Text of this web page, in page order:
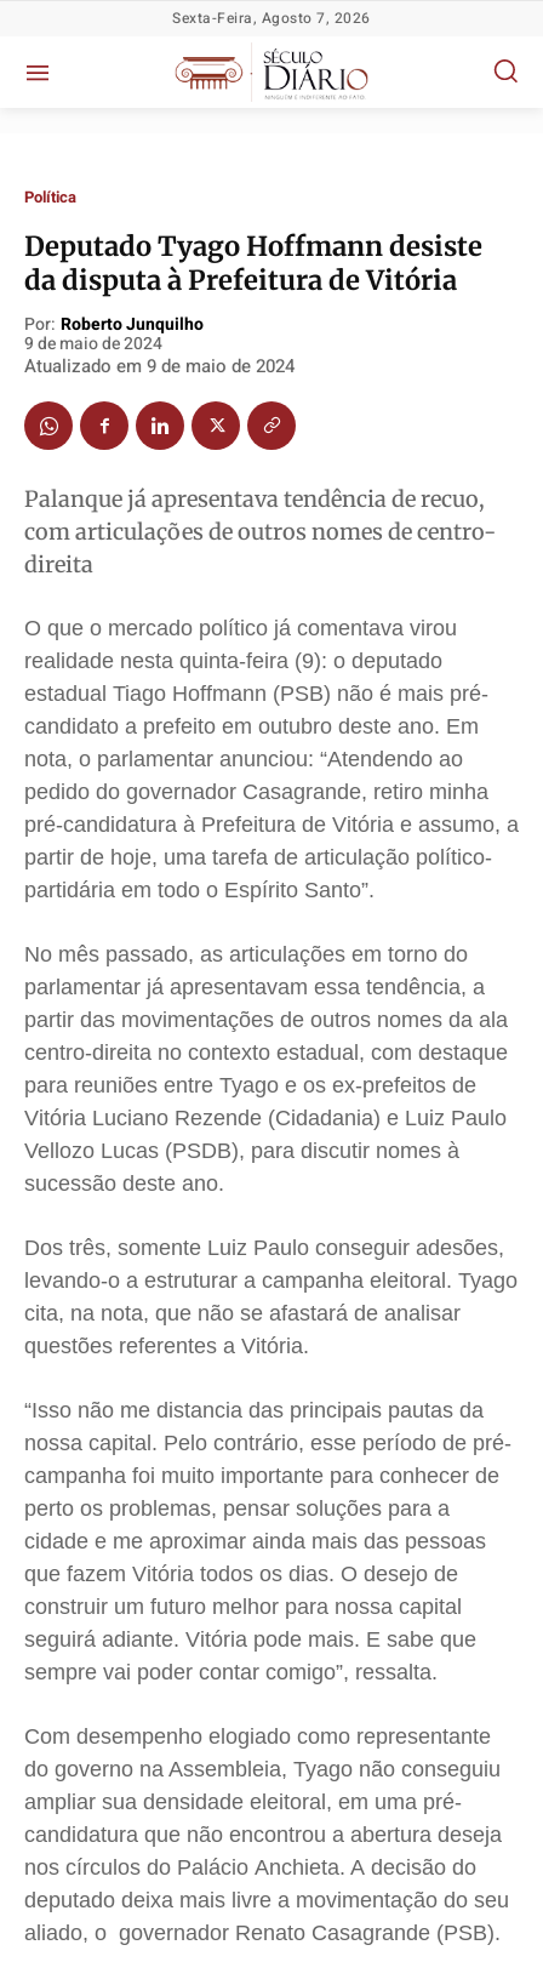
Política
TV Século
Educação
Segurança
Meio Ambiente
Saúde
Cidades
Economia
Cultura
Caetano Roque
Gustavo Bastos
Jr Mignone (in memorian)
Wanda Sily
Anuncie
Quem Somos
Expediente
Contato
Anuncie
Termos de Uso
Privacidade
Política
TV Século
Educação
Segurança
Meio Ambiente
Saúde
Cidades
Economia
Cultura
Caetano Roque
Gustavo Bastos
Jr Mignone (in memorian)
Wanda Sily
Anuncie
Quem Somos
Expediente
Contato
Anuncie
Termos de Uso
Privacidade
Política
TV Século
Educação
Segurança
Meio Ambiente
Saúde
Cidades
Economia
Cultura
Caetano Roque
Gustavo Bastos
Jr Mignone (in memorian)
Wanda Sily
Anuncie
Quem Somos
Expediente
Contato
Anuncie
Termos de Uso
Privacidade
Política
TV Século
Educação
Segurança
Meio Ambiente
Saúde
Cidades
Economia
Cultura
Caetano Roque
Gustavo Bastos
Jr Mignone (in memorian)
Wanda Sily
Anuncie
Quem Somos
Expediente
Contato
Anuncie
Termos de Uso
Privacidade
Sexta-Feira, Agosto 7, 2026
Política
Deputado Tyago Hoffmann desiste
da disputa à Prefeitura de Vitória
Por: Roberto Junquilho
9 de maio de 2024
Atualizado em 9 de maio de 2024
Palanque já apresentava tendência de recuo,
com articulações de outros nomes de centro-
direita
O que o mercado político já comentava virou
realidade nesta quinta-feira (9): o deputado
estadual Tiago Hoffmann (PSB) não é mais pré-
candidato a prefeito em outubro deste ano. Em
nota, o parlamentar anunciou: “Atendendo ao
pedido do governador Casagrande, retiro minha
pré-candidatura à Prefeitura de Vitória e assumo, a
partir de hoje, uma tarefa de articulação político-
partidária em todo o Espírito Santo”.
No mês passado, as articulações em torno do
parlamentar já apresentavam essa tendência, a
partir das movimentações de outros nomes da ala
centro-direita no contexto estadual, com destaque
para reuniões entre Tyago e os ex-prefeitos de
Vitória Luciano Rezende (Cidadania) e Luiz Paulo
Vellozo Lucas (PSDB), para discutir nomes à
sucessão deste ano.
Dos três, somente Luiz Paulo conseguir adesões,
levando-o a estruturar a campanha eleitoral. Tyago
cita, na nota, que não se afastará de analisar
questões referentes a Vitória.
“Isso não me distancia das principais pautas da
nossa capital. Pelo contrário, esse período de pré-
campanha foi muito importante para conhecer de
perto os problemas, pensar soluções para a
cidade e me aproximar ainda mais das pessoas
que fazem Vitória todos os dias. O desejo de
construir um futuro melhor para nossa capital
seguirá adiante. Vitória pode mais. E sabe que
sempre vai poder contar comigo”, ressalta.
Com desempenho elogiado como representante
do governo na Assembleia, Tyago não conseguiu
ampliar sua densidade eleitoral, em uma pré-
candidatura que não encontrou a abertura deseja
nos círculos do Palácio Anchieta. A decisão do
deputado deixa mais livre a movimentação do seu
aliado, o governador Renato Casagrande (PSB).